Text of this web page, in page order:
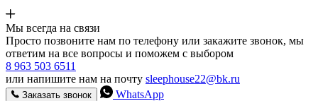
Мы всегда на связи
Просто позвоните нам по телефону или закажите звонок, мы
ответим на все вопросы и поможем с выбором
8 963 503 6511
или напишите нам на почту sleephouse22@bk.ru
Заказать звонок
WhatsApp